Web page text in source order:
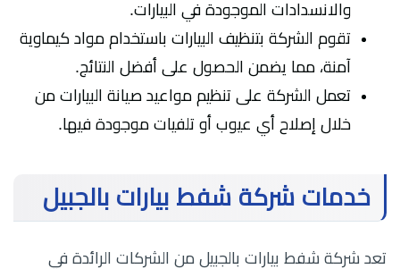
والانسدادات الموجودة في البيارات.
تقوم الشركة بتنظيف البيارات باستخدام مواد كيماوية
آمنة، مما يضمن الحصول على أفضل النتائج.
تعمل الشركة على تنظيم مواعيد صيانة البيارات من
خلال إصلاح أي عيوب أو تلفيات موجودة فيها.
خدمات شركة شفط بيارات بالجبيل
تعد شركة شفط بيارات بالجبيل من الشركات الرائدة في